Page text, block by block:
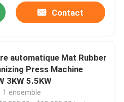
Contact
automatique Mat Rubber
Press Machine
3KW 5.5KW
1 ensemble